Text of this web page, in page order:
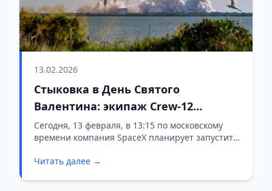
13.02.2026
Стыковка в День Святого
Валентина: экипаж Crew-12
прибудет на МКС 14 февраля
Сегодня, 13 февраля, в 13:15 по московскому
времени компания SpaceX планирует запустить
на борту к Международной космической
Читать далее →